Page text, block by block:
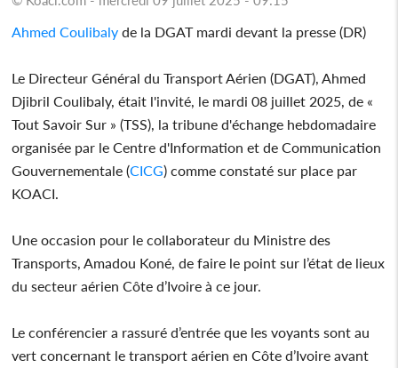
Ahmed Coulibaly de la DGAT mardi devant la presse (DR)
Le Directeur Général du Transport Aérien (DGAT), Ahmed
Djibril Coulibaly, était l'invité, le mardi 08 juillet 2025, de «
Tout Savoir Sur » (TSS), la tribune d'échange hebdomadaire
organisée par le Centre d'Information et de Communication
Gouvernementale (CICG) comme constaté sur place par
KOACI.
Une occasion pour le collaborateur du Ministre des
Transports, Amadou Koné, de faire le point sur l’état de lieux
du secteur aérien Côte d’Ivoire à ce jour.
Le conférencier a rassuré d’entrée que les voyants sont au
vert concernant le transport aérien en Côte d’Ivoire avant